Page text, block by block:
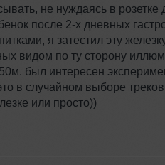
не нуждаясь в розетке
после 2-х дневных
я затестил эту
видом по ту сторону
был интересен
в случайном выборе
или просто))